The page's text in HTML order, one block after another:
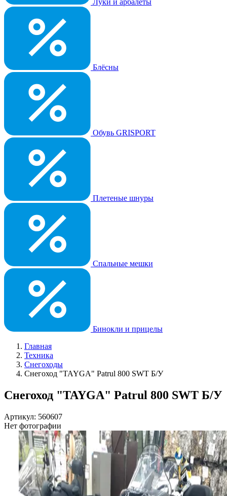
Луки и арбалеты
Блёсны
Обувь GRISPORT
Плетеные шнуры
Спальные мешки
Бинокли и прицелы
Главная
Техника
Снегоходы
Снегоход "TAYGA" Patrul 800 SWT Б/У
Снегоход "TAYGA" Patrul 800 SWT Б/У
Артикул: 560607
Нет фотографии